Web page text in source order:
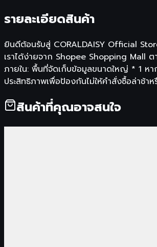
รายละเอียดสินค้า
ยินดีต้อนรับสู่ CORALDAISY Official
เราได้ง่ายจาก Shopee Shopping Mall
ภายใน: พื้นที่จัดเก็บข้อมูลขนาดใหญ่ * 1 หา
ประสิทธิภาพเพื่อป้องกันไม่ให้คำสั่งซื้อล่าช้
สินค้าที่คุณอาจสนใจ